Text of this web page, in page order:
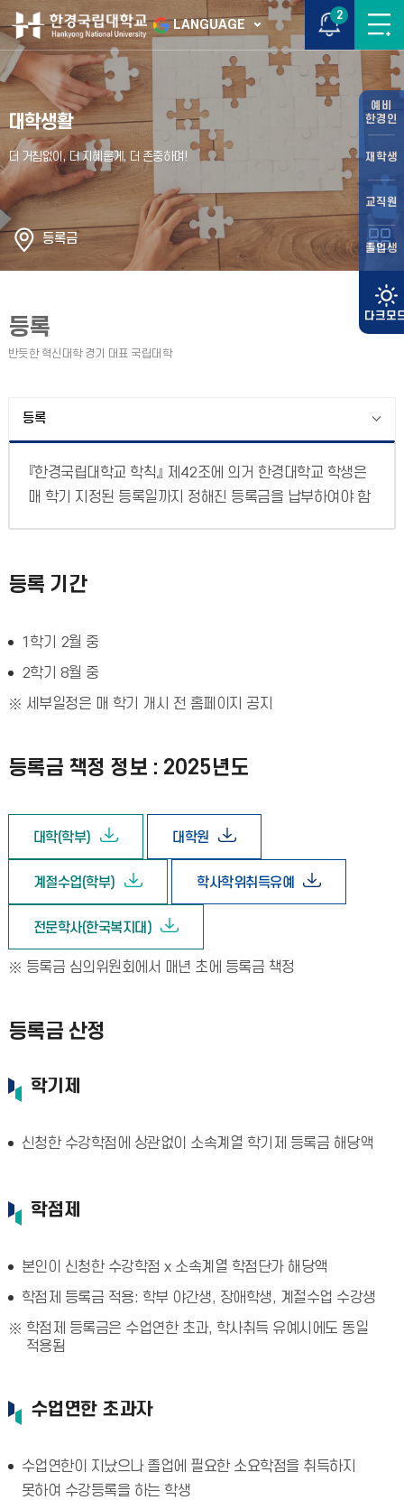
LANGUAGE
2
예비
한경인
재학생
교직원
졸업생
대학생활
등록금
등록
등록
『한경국립대학교 학칙』 제42조에 의거 한경대학교 학생은
매 학기 지정된 등록일까지 정해진 등록금을 납부하여야 함
등록 기간
1학기 2월 중
2학기 8월 중
세부일정은 매 학기 개시 전 홈페이지 공지
등록금 책정 정보 : 2025년도
대학(학부) 대학원
계절수업(학부) 학사학위취득유예
전문학사(한국복지대)
등록금 심의위원회에서 매년 초에 등록금 책정
등록금 산정
학기제
신청한 수강학점에 상관없이 소속계열 학기제 등록금 해당액
학점제
본인이 신청한 수강학점 x 소속계열 학점단가 해당액
학점제 등록금 적용: 학부 야간생, 장애학생, 계절수업 수강생
학점제 등록금은 수업연한 초과, 학사취득 유예시에도 동일
적용됨
수업연한 초과자
수업연한이 지났으나 졸업에 필요한 소요학점을 취득하지
못하여 수강등록을 하는 학생